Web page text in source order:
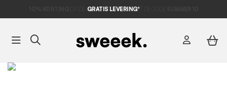
AANBIEDINGEN*MET DE CODE
GRATIS LEVERING*